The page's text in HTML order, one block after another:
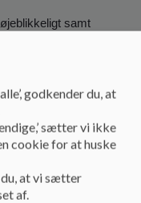
samt
klub for at skabe
godkender du, at
sætter vi ikke
cookie for at huske
du, at vi sætter
af.